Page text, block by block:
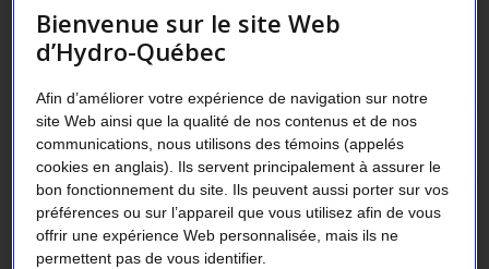
Beau temps pour changer pour des
thermostats intelligents à 0$
Voir nos offres
ARBRE ET VÉGÉTATION
Éviter un problème de taille en plantant le
bon arbre au bon endroit
Bienvenue sur le site Web
d’Hydro-Québec
Afin d’améliorer votre expérience de navigation sur notre
site Web ainsi que la qualité de nos contenus et de nos
communications, nous utilisons des témoins (appelés
cookies en anglais). Ils servent principalement à assurer le
bon fonctionnement du site. Ils peuvent aussi porter sur vos
préférences ou sur l’appareil que vous utilisez afin de vous
offrir une expérience Web personnalisée, mais ils ne
permettent pas de vous identifier.